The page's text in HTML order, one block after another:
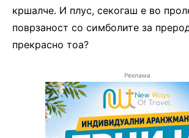
кршалче. И плус, секогаш е во
поврзаност со симболите за
прекрасно тоа?
Реклама